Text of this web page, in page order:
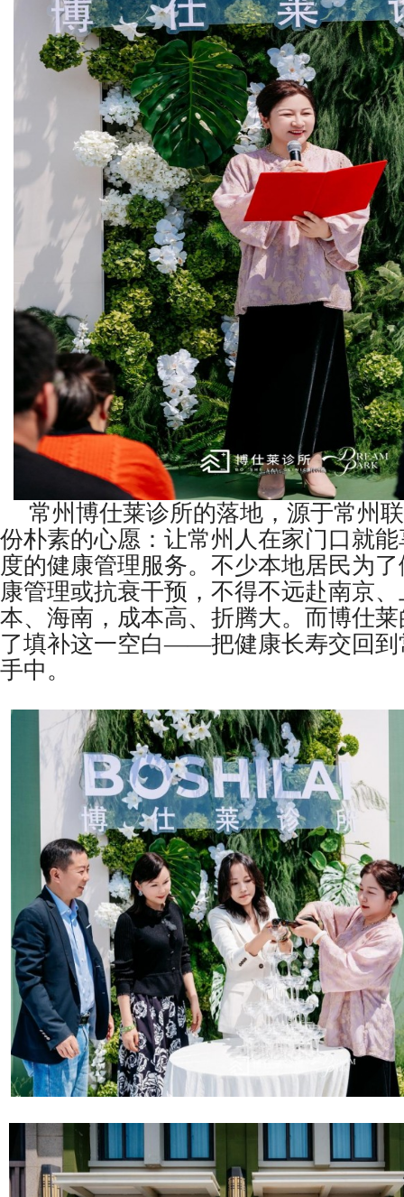
常州博仕莱诊所的落地，源于常州
份朴素的心愿：让常州人在家门口就
度的健康管理服务。不少本地居民为
康管理或抗衰干预，不得不远赴南京
本、海南，成本高、折腾大。而博仕
了填补这一空白——把健康长寿交回到
手中。